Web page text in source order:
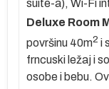
suite-a), Wi-Fi
Deluxe Room
površinu 40m2 i
frncuski ležaj i
osobe i bebu.